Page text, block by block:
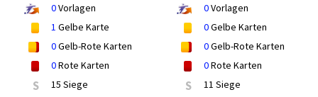
0Vorlagen
1 Gelbe Karte
0Gelb-Rote Karten
0Rote Karten
S 15 Siege
0Vorlagen
0Gelbe Karten
0Gelb-Rote Karten
0Rote Karten
S 11 Siege